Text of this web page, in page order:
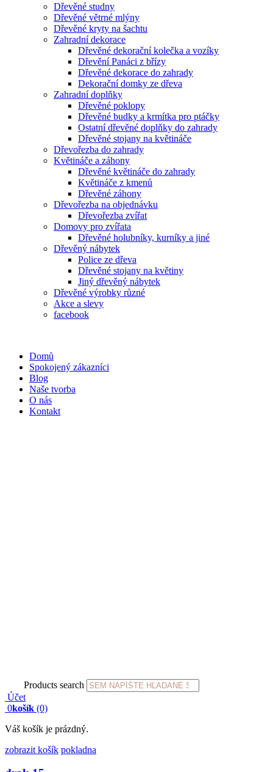
Dřevěné studny
Dřevěné větrné mlýny
Dřevěné kryty na šachtu
Zahradní dekorace
Dřevěné dekorační kolečka a vozíky
Dřevění Panáci z břízy
Dřevěné dekorace do zahrady
Dekorační domky ze dřeva
Zahradní doplňky
Dřevěné poklopy
Dřevěné budky a krmítka pro ptáčky
Ostatní dřevěné doplňky do zahrady
Dřevěné stojany na květináče
Dřevořezba do zahrady
Květináče a záhony
Dřevěné květináče do zahrady
Květináče z kmenů
Dřevěné záhony
Dřevořezba na objednávku
Dřevořezba zvířat
Domovy pro zvířata
Dřevěné holubníky, kurníky a jiné
Dřevěný nábytek
Police ze dřeva
Dřevěné stojany na květiny
Jiný dřevěný nábytek
Dřevěné výrobky různé
Akce a slevy
facebook
Domů
Spokojený zákazníci
Blog
Naše tvorba
O nás
Kontakt
Products search
Účet
0košík (0)
Váš košík je prázdný.
zobrazit košík pokladna